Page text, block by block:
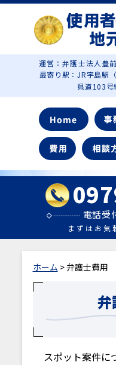
運営：弁護士法人豊
最寄り駅：JR宇島駅
県道103号線に
電話受
まずはお気
ホーム > 弁護士費用
弁
スポット案件に